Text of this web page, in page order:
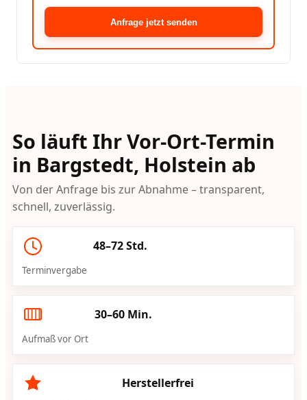
Anfrage jetzt senden
So läuft Ihr Vor-Ort-Termin
in Bargstedt, Holstein ab
Von der Anfrage bis zur Abnahme – transparent,
schnell, zuverlässig.
48–72 Std.
Terminvergabe
30–60 Min.
Aufmaß vor Ort
Herstellerfrei